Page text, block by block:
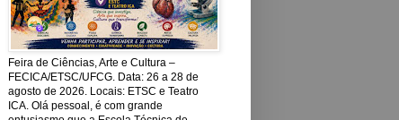
Feira de Ciências, Arte e Cultura –
FECICA/ETSC/UFCG. Data: 26 a 28 de
agosto de 2026. Locais: ETSC e Teatro
ICA. Olá pessoal, é com grande